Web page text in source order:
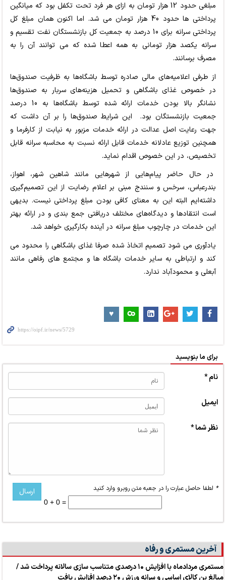
مبلغی حدود 12 هزار تومان به ازای هر فرد تحت تکفل بود که میانگین
پرداختی ها حدود 40 هزار تومان می شد. اما اکنون همان مبلغ کل
پرداختی سرانه برای 10 درصد به جمعیت کل بازنشستگان نفت تقسیم و
سرانه یکصد هزار تومانی به همه اعطا شده که می توانند آن را به
مصرف برسانند.
از طرفی اعلامیه‌های مالی صادره توسط باشگاه‌ها به ظرفیت صندوق‌ها
در خصوص غذای باشگاهی و تحمیل هزینه‌های سربار به صندوق‌ها
نشانگر بالا بودن خدمات ارائه شده توسط باشگاه‌ها به 10 درصد
جمعیت بازنشستگان بود. این شرایط صندوق‌ها را بر آن داشت که
جهت رعایت اصل عدالت در ارائه خدمات مزبور به نیابت از کارفرما و
همچنین توزیع عادلانه خدمات قابل ارائه نسبت به محاسبه سرانه قابل
تخصیص، در این خصوص اقدام نماید.
در حال حاضر پیام‌هایی از شهرهایی مانند شاهین شهر، اهواز،
بندرعباس، سرخس و سنندج مبنی بر اعلام رضایت از این تصمیم‌گیری
داشته‌ایم البته این به معنای کافی بودن مبلغ پرداختی نیست. بدیهی
است انتقادها و دیدگاه‌های مختلف دریافتی جمع بندی و در ارائه بهتر
این خدمات در چارچوب مبلغ سرانه در آینده بکارگیری خواهد شد.
یادآوری می شود تصمیم اتخاذ شده صرفا غذای باشگاهی را محدود می
کند و ارتباطی به سایر خدمات باشگاه ها و مجتمع های رفاهی مانند
آبعلی و محمودآباد ندارد.
برای ما بنویسید
نام *
ایمیل
نظر شما *
* لطفا حاصل عبارت را در جعبه متن روبرو وارد کنید
0 + 0 =
آخرین مستمری و رفاه
مستمری مردادماه با افزایش ۱۰ درصدی متناسب سازی سالانه پرداخت شد /
مبالغ بن کالای اساسی و سرانه ورزش ۲۰ درصد افزایش یافت